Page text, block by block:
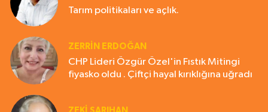
Tarım politikaları ve açlık.
ZERRIN ERDOĞAN
CHP Lideri Özgür Özel'in Fıstık Mitingi
fiyasko oldu . Çiftçi hayal kırıklığına uğradı